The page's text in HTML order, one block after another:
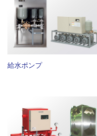
給水ポンプ